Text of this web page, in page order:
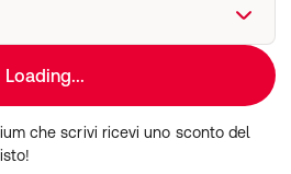
Loading...
che scrivi ricevi uno sconto del